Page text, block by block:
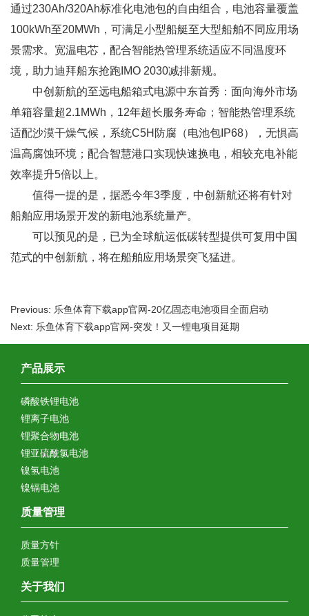
通过230Ah/320Ah标准化电池包的自由组合，电池容量覆盖
100kWh至20MWh，可满足小型船艇至大型船舶不同应用场
景需求。宽温电芯，配合智能热管理系统适应不同温度环
境，助力迪拜船东抢跑IMO 2030减排新规。
中创新航的至远电船箱式电源中东首秀：面向海外市场
单箱容量超2.1MWh，12年超长服务寿命；智能热管理系统
适配沙漠干燥气候，系统C5H防腐（电池包IP68），无惧高
温高腐蚀环境；配合智慧港口实现快速换电，相较充电补能
效率提升5倍以上。
值得一提的是，据悉今年3季度，中创新航还将有针对
船舶应用场景开发的新电池系统量产。
可以预见的是，已为全球航运低碳转型提供可复用中国
范式的中创新航，将在船舶应用场景突飞猛进。
Previous: 乐鱼体育下载app官网-20亿固态电池项目全面启动
Next: 乐鱼体育下载app官网-突发！又一锂电项目延期
产品展示
磷酸铁锂电池
锂离子电池
锂聚合物电池
锂亚硫酰氯电池
镍氢电池
镍镉电池
质量管理
质量方针
质量管理
关于我们